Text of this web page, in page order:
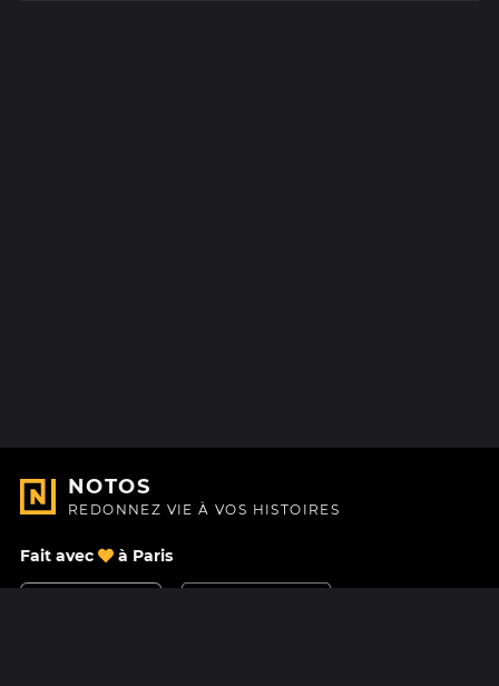
NOTOS
REDONNEZ VIE À VOS HISTOIRES
Fait avec à Paris